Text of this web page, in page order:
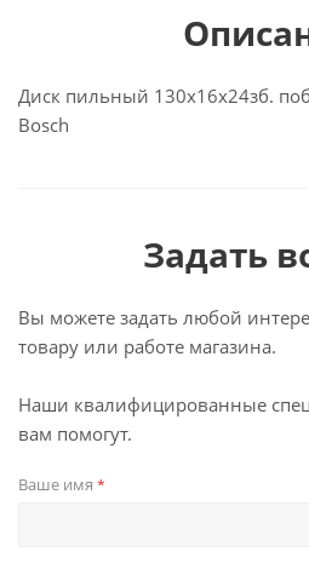
Диск пильный 130x16x24зб.
Bosch
Задать
Вы можете задать любой
товару или работе магазина.
Наши квалифицированные
вам помогут.
Ваше имя *